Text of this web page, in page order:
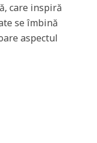
care inspiră
se îmbină
aspectul